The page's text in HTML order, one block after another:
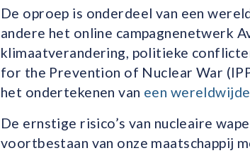
De oproep is onderdeel van een
andere het online campagnenetwerk
klimaatverandering, politieke
for the Prevention of Nuclear War
het ondertekenen van een
De ernstige risico’s van nucleaire
voortbestaan van onze maatschappij